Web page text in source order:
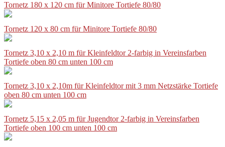
Tornetz 180 x 120 cm für Minitore Tortiefe 80/80
Tornetz 120 x 80 cm für Minitore Tortiefe 80/80
Tornetz 3,10 x 2,10 m für Kleinfeldtor 2-farbig in Vereinsfarben
Tortiefe oben 80 cm unten 100 cm
Tornetz 3,10 x 2,10m für Kleinfeldtor mit 3 mm Netzstärke Tortiefe
oben 80 cm unten 100 cm
Tornetz 5,15 x 2,05 m für Jugendtor 2-farbig in Vereinsfarben
Tortiefe oben 100 cm unten 100 cm